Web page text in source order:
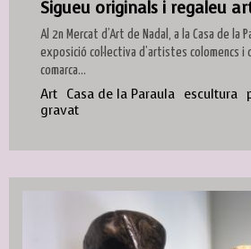
Sigueu originals i regaleu
Al 2n Mercat d’Art de Nadal, a la Casa de la
exposició col·lectiva d’artistes colomencs i
comarca...
Art Casa de la Paraula escultura
gravat